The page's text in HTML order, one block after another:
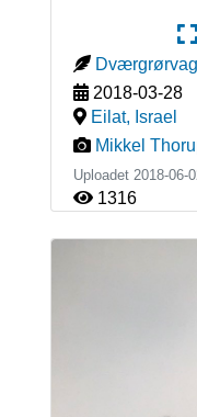
2018-03-28
Eilat, Israel
Mikkel
Uploadet 2018-06-
1316